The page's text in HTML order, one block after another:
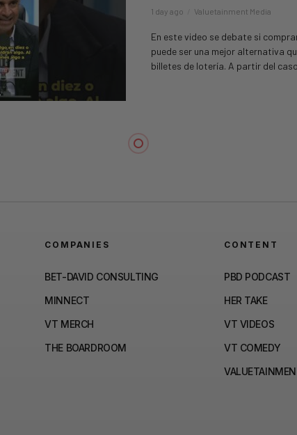
1 day ago Valuetainment Media
En este video se debate si
puede ser una mejor alternativa
billetes de lotería. A partir del
COMPANIES
BET-DAVID CONSULTING
MINNECT
VT MERCH
THE BOARDROOM
CONTENT
PBD PODCAST
HER TAKE
VT VIDEOS
VT COMEDY